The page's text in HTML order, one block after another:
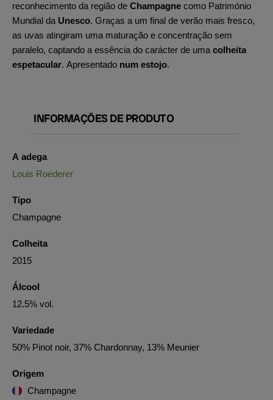
reconhecimento da região de Champagne como Património
Mundial da Unesco. Graças a um final de verão mais fresco,
as uvas atingiram uma maturação e concentração sem
paralelo, captando a essência do carácter de uma colheita
espetacular. Apresentado num estojo.
INFORMAÇÕES DE PRODUTO
A adega
Louis Roederer
Tipo
Champagne
Colheita
2015
Álcool
12.5% vol.
Variedade
50% Pinot noir, 37% Chardonnay, 13% Meunier
Origem
Champagne